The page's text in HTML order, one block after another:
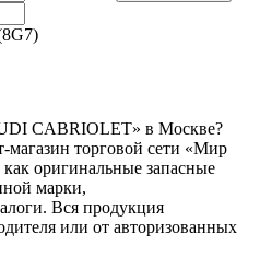
CABRIOLET» в Москве?
магазин торговой сети «Мир
оригинальные запасные
марки,
Вся продукция
или от авторизованных